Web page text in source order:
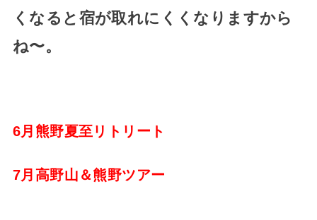
くなると宿が取れにくくなりますから
ね〜。
6月熊野夏至リトリート
7月高野山＆熊野ツアー